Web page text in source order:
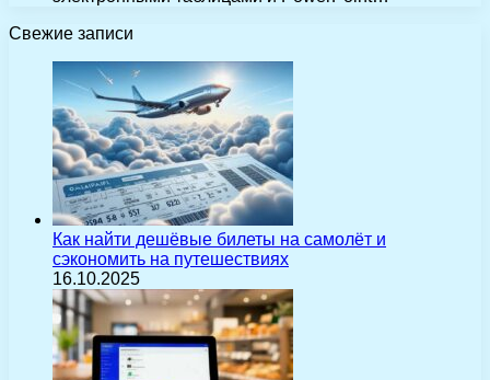
Свежие записи
Как найти дешёвые билеты на самолёт и
сэкономить на путешествиях
16.10.2025